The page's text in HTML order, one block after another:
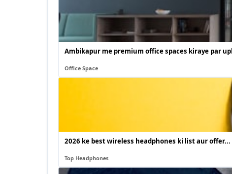
Ambikapur me premium office spaces kiraye par
Office Space
2026 ke best wireless headphones ki list aur offer...
Top Headphones